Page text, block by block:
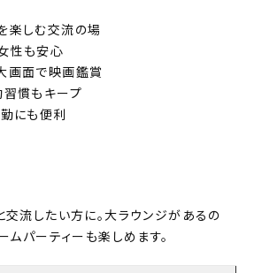
楽しむ交流の場
女性も安心
画面で映画鑑賞
習慣もキープ
勤にも便利
流したい方に。大ラウンジがあるの
ムパーティーも楽しめます。